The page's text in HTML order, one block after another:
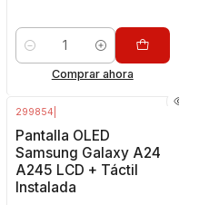
Cantidad
Comprar ahora
299854
Pantalla OLED
Samsung Galaxy A24
A245 LCD + Táctil
Instalada